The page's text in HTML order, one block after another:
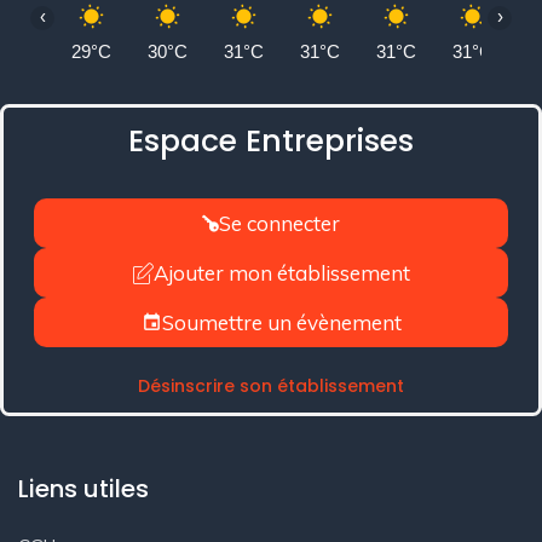
29°C 30°C 31°C 31°C 31°C 31°C
‹ ›
Espace Entreprises
Se connecter
Ajouter mon établissement
Soumettre un évènement
Désinscrire son établissement
Liens utiles